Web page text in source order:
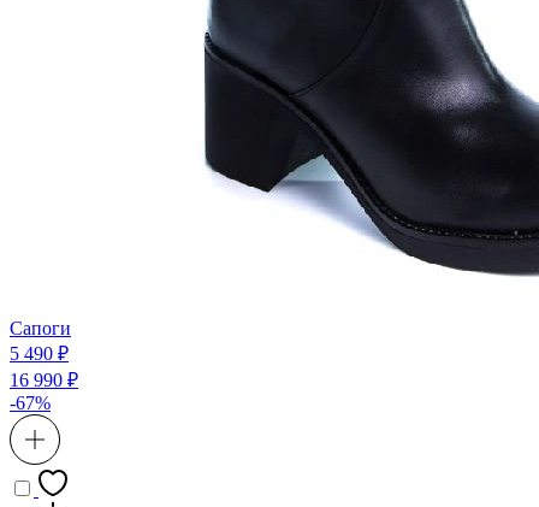
Сапоги
5 490 ₽
16 990 ₽
-67%